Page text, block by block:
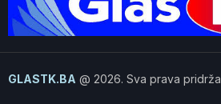
GLASTK.BA @ 2026. Sva prava